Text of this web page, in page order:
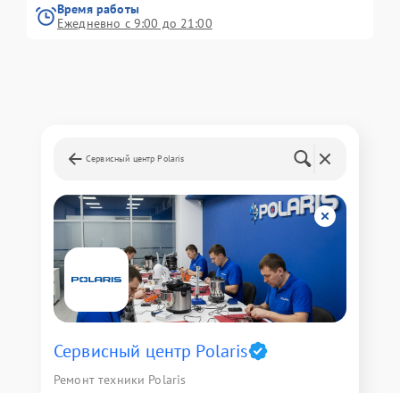
Время работы
Ежедневно с 9:00 до 21:00
Сервисный центр Polaris
Сервисный центр Polaris
Ремонт техники Polaris